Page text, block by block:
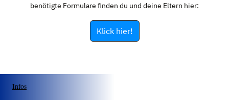
benötigte Formulare finden du und deine Eltern hier:
Klick hier!
Infos